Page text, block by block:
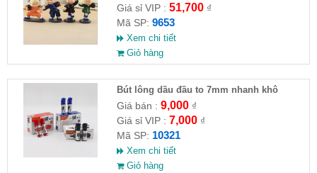
Giá sỉ VIP : 51,700₫
Mã SP: 9653
Xem chi tiết
Giỏ hàng
Bút lông dầu đầu to 7mm nhanh khô
Giá bán : 9,000₫
Giá sỉ VIP : 7,000₫
Mã SP: 10321
Xem chi tiết
Giỏ hàng